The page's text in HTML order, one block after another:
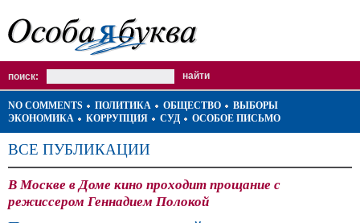
поиск:
NO COMMENTS ПОЛИТИКА ОБЩЕСТВО
ВЫБОРЫ
ЭКОНОМИКА
КОРРУПЦИЯ СУД ОСОБОЕ ПИСЬМО
ВСЕ ПУБЛИКАЦИИ
В Москве в Доме кино проходит прощание с
режиссером Геннадием Полокой